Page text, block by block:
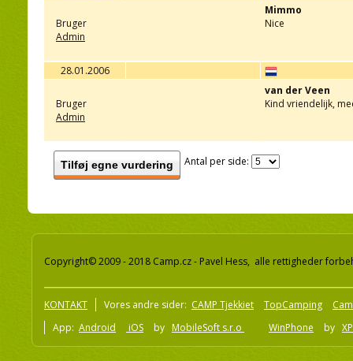
Bruger
Admin
Mimmo
Nice
28.01.2006
Bruger
Admin
van der Veen
Kind vriendelijk,
Tilføj egne vurdering Antal per side:
Copyright© 2009 - 2018 Camp.cz - Pavel Hess, alle rettigheder
KONTAKT Vores andre sider: CAMP Tjekkiet TopCamping
App: Android iOS by MobileSoft s.r.o WinPhone by